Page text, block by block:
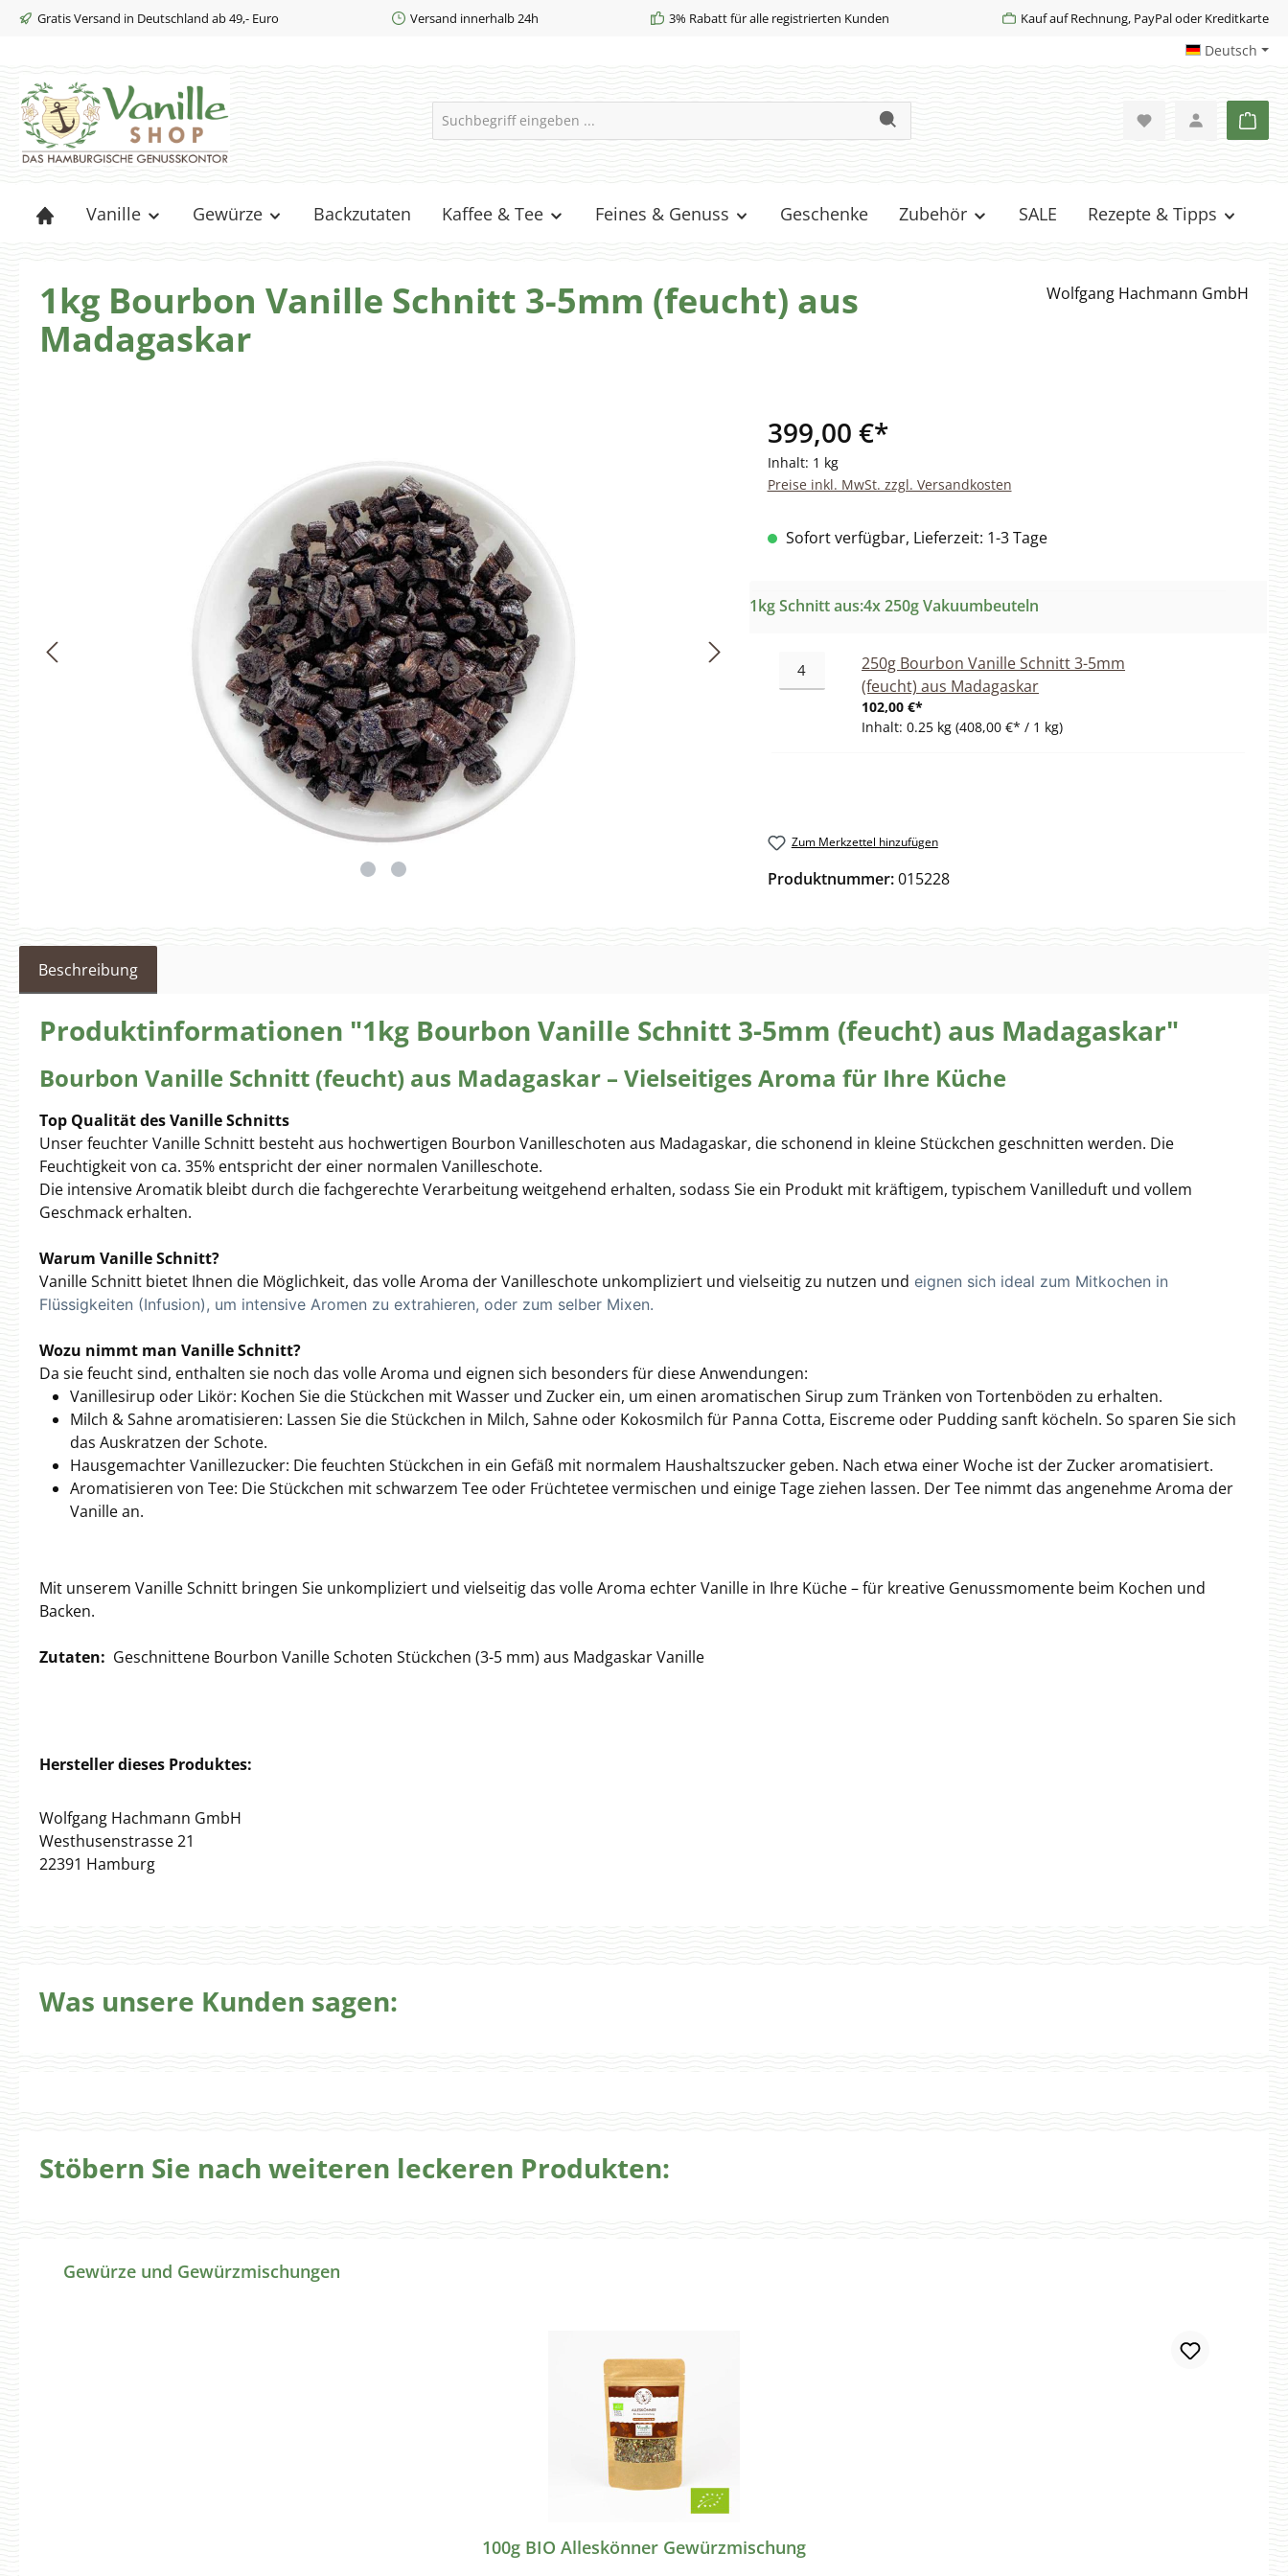
Hauptinhalt springen
Zur Suche springen
Zur Hauptnavigation springen
Gratis Versand in Deutschland ab 49,- Euro Versand innerhalb 24h 3% Rabatt für alle registrierten Kunden Kauf auf Rechnung, PayPal oder Kreditkarte
Deutsch
Vanille Gewürze Backzutaten Kaffee & Tee Feines & Genuss Geschenke Zubehör SALE Rezepte & Tipps
1kg Bourbon Vanille Schnitt 3-5mm (feucht) aus
Madagaskar
Wolfgang Hachmann GmbH
399,00 €*
Inhalt: 1 kg
Preise inkl. MwSt. zzgl. Versandkosten
Sofort verfügbar, Lieferzeit: 1-3 Tage
1kg Schnitt aus:4x 250g Vakuumbeuteln
250g Bourbon Vanille Schnitt 3-5mm
(feucht) aus Madagaskar
102,00 €*
Inhalt:0.25 kg(408,00 €* / 1 kg)
Zum Merkzettel hinzufügen
Produktnummer:015228
Beschreibung
Produktinformationen "1kg Bourbon Vanille Schnitt 3-5mm (feucht) aus Madagaskar"
Bourbon Vanille Schnitt (feucht) aus Madagaskar – Vielseitiges Aroma für Ihre Küche
Top Qualität des Vanille Schnitts
Unser feuchter Vanille Schnitt besteht aus hochwertigen Bourbon Vanilleschoten aus Madagaskar, die schonend in kleine Stückchen geschnitten werden. Die
Feuchtigkeit von ca. 35% entspricht der einer normalen Vanilleschote.
Die intensive Aromatik bleibt durch die fachgerechte Verarbeitung weitgehend erhalten, sodass Sie ein Produkt mit kräftigem, typischem Vanilleduft und vollem
Geschmack erhalten.
Warum Vanille Schnitt?
Vanille Schnitt bietet Ihnen die Möglichkeit, das volle Aroma der Vanilleschote unkompliziert und vielseitig zu nutzen und eignen sich ideal zum Mitkochen in
Flüssigkeiten (Infusion), um intensive Aromen zu extrahieren, oder zum selber Mixen.
Wozu nimmt man Vanille Schnitt?
Da sie feucht sind, enthalten sie noch das volle Aroma und eignen sich besonders für diese Anwendungen:
Vanillesirup oder Likör: Kochen Sie die Stückchen mit Wasser und Zucker ein, um einen aromatischen Sirup zum Tränken von Tortenböden zu erhalten.
Milch & Sahne aromatisieren: Lassen Sie die Stückchen in Milch, Sahne oder Kokosmilch für Panna Cotta, Eiscreme oder Pudding sanft köcheln. So sparen Sie sich
das Auskratzen der Schote.
Hausgemachter Vanillezucker: Die feuchten Stückchen in ein Gefäß mit normalem Haushaltszucker geben. Nach etwa einer Woche ist der Zucker aromatisiert.
Aromatisieren von Tee: Die Stückchen mit schwarzem Tee oder Früchtetee vermischen und einige Tage ziehen lassen. Der Tee nimmt das angenehme Aroma der
Vanille an.
Mit unserem Vanille Schnitt bringen Sie unkompliziert und vielseitig das volle Aroma echter Vanille in Ihre Küche – für kreative Genussmomente beim Kochen und
Backen.
Zutaten: Geschnittene Bourbon Vanille Schoten Stückchen (3-5 mm) aus Madgaskar Vanille
Hersteller dieses Produktes:
Wolfgang Hachmann GmbH
Westhusenstrasse 21
22391 Hamburg
Was unsere Kunden sagen:
Stöbern Sie nach weiteren leckeren Produkten:
Produktgalerie überspringen
Gewürze und Gewürzmischungen
100g BIO Alleskönner Gewürzmischung